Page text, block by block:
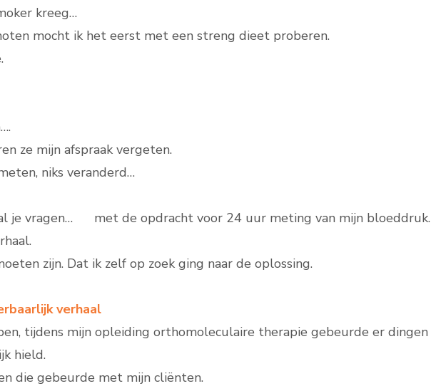
kreeg…
mocht ik het eerst met een streng dieet proberen.
ze mijn afspraak vergeten.
niks veranderd…
je vragen… met de opdracht voor 24 uur meting van mijn bloeddruk.
zijn. Dat ik zelf op zoek ging naar de oplossing.
verhaal
tijdens mijn opleiding orthomoleculaire therapie gebeurde er dingen
hield.
die gebeurde met mijn cliënten.